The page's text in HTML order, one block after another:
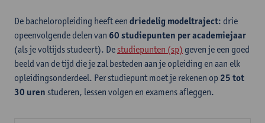
De bacheloropleiding heeft een driedelig modeltraject: drie
opeenvolgende delen van 60 studiepunten per academiejaar
(als je voltijds studeert). De studiepunten (sp) geven je een goed
beeld van de tijd die je zal besteden aan je opleiding en aan elk
opleidingsonderdeel. Per studiepunt moet je rekenen op 25 tot
30 uren studeren, lessen volgen en examens afleggen.